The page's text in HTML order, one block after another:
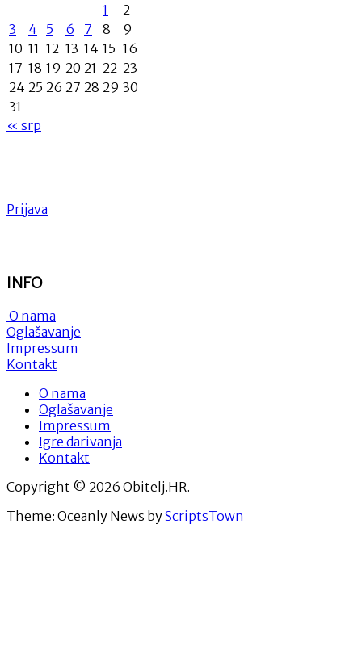
1
2
3
4 5 6 7 8
9
10 11 12 13 14 15 16
17 18 19 20 21 22 23
24 25 26 27 28 29 30
31
« srp
Prijava
INFO
O nama
Oglašavanje
Impressum
Kontakt
O nama
Oglašavanje
Impressum
Igre darivanja
Kontakt
Copyright © 2026 Obitelj.HR.
Theme: Oceanly News byScriptsTown